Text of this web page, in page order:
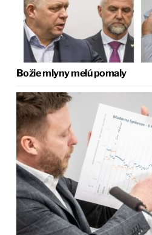
Božie mlyny melú pomaly